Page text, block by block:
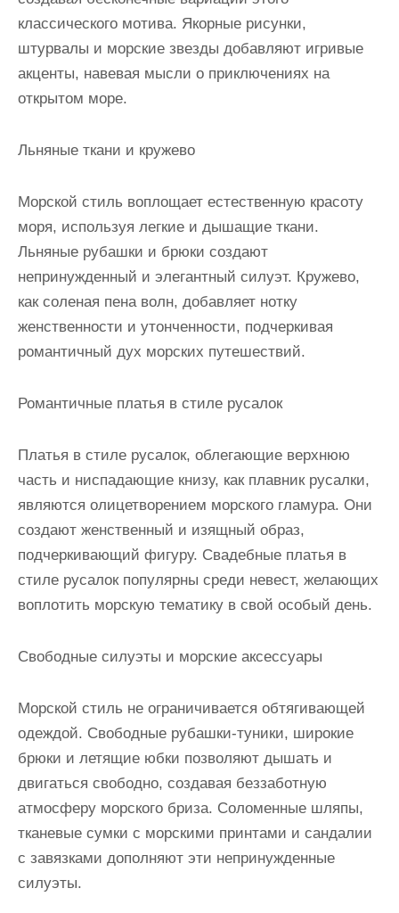
классического мотива. Якорные рисунки,
штурвалы и морские звезды добавляют игривые
акценты, навевая мысли о приключениях на
открытом море.
Льняные ткани и кружево
Морской стиль воплощает естественную красоту
моря, используя легкие и дышащие ткани.
Льняные рубашки и брюки создают
непринужденный и элегантный силуэт. Кружево,
как соленая пена волн, добавляет нотку
женственности и утонченности, подчеркивая
романтичный дух морских путешествий.
Романтичные платья в стиле русалок
Платья в стиле русалок, облегающие верхнюю
часть и ниспадающие книзу, как плавник русалки,
являются олицетворением морского гламура. Они
создают женственный и изящный образ,
подчеркивающий фигуру. Свадебные платья в
стиле русалок популярны среди невест, желающих
воплотить морскую тематику в свой особый день.
Свободные силуэты и морские аксессуары
Морской стиль не ограничивается обтягивающей
одеждой. Свободные рубашки-туники, широкие
брюки и летящие юбки позволяют дышать и
двигаться свободно, создавая беззаботную
атмосферу морского бриза. Соломенные шляпы,
тканевые сумки с морскими принтами и сандалии
с завязками дополняют эти непринужденные
силуэты.